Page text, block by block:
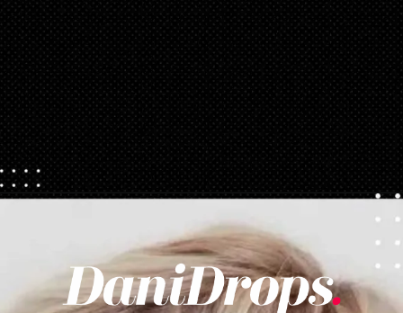
https://danidrops.com.br/tendencia-corte-de-cabelo-feminino-2025/